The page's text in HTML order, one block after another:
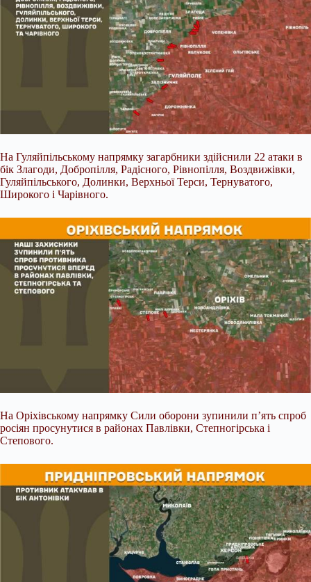
На Гуляйпільському напрямку загарбники здійснили 22 атаки в
бік Злагоди, Добропілля, Радісного, Рівнопілля, Воздвижівки,
Гуляйпільського, Долинки, Верхньої Терси, Тернуватого,
Широкого і Чарівного.
На Оріхівському напрямку Сили оборони зупинили п’ять спроб
росіян просунутися в районах Павлівки, Степногірська і
Степового.